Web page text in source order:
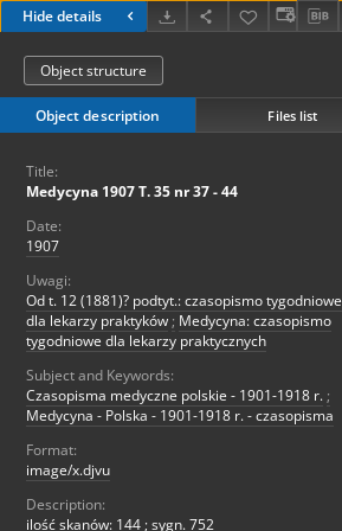
Hide details
Object structure
Object description Files list
Title:
Medycyna 1907 T. 35 nr 37 - 44
Date:
1907
Uwagi:
Od t. 12 (1881)? podtyt.: czasopismo tygodniowe
dla lekarzy praktyków ; Medycyna: czasopismo
tygodniowe dla lekarzy praktycznych
Subject and Keywords:
Czasopisma medyczne polskie - 1901-1918 r. ;
Medycyna - Polska - 1901-1918 r. - czasopisma
Format:
image/x.djvu
Description:
ilość skanów: 144 ; sygn. 752